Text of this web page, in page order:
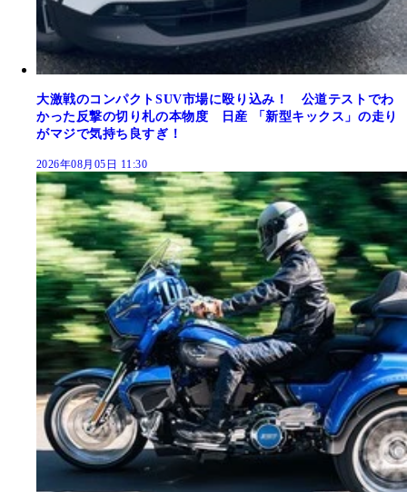
大激戦のコンパクトSUV市場に殴り込み！ 公道テストでわ
かった反撃の切り札の本物度 日産 「新型キックス」の走り
がマジで気持ち良すぎ！
2026年08月05日 11:30